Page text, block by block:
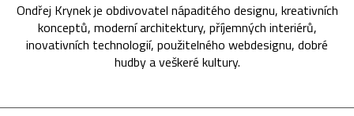
Ondřej Krynek je obdivovatel nápaditého designu, kreativních
konceptů, moderní architektury, příjemných interiérů,
inovativních technologií, použitelného webdesignu, dobré
hudby a veškeré kultury.